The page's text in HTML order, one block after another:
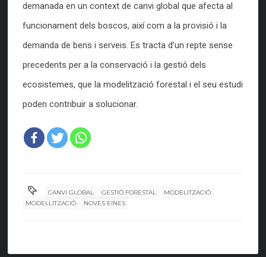
demanada en un context de canvi global que afecta al
funcionament dels boscos, així com a la provisió i la
demanda de bens i serveis. Es tracta d’un repte sense
precedents per a la conservació i la gestió dels
ecosistemes, que la modelització forestal i el seu estudi
poden contribuir a solucionar.
CANVI GLOBAL GESTIÓ FORESTAL
MODELITZACIÓ
MODEL·LITZACIÓ
NOVES EINES